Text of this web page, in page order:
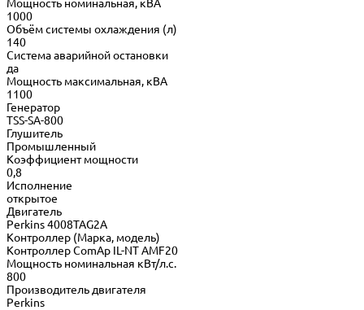
Мощность номинальная, кВА
1000
Объём системы охлаждения (л)
140
Система аварийной остановки
да
Мощность максимальная, кВА
1100
Генератор
TSS-SA-800
Глушитель
Промышленный
Коэффициент мощности
0,8
Исполнение
открытое
Двигатель
Perkins 4008TAG2A
Контроллер (Марка, модель)
Контроллер ComAp IL-NT AMF20
Мощность номинальная кВт/л.с.
800
Производитель двигателя
Perkins